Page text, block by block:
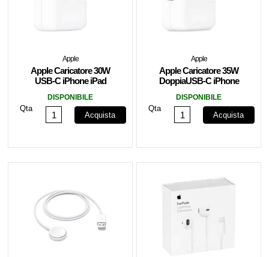
Apple
Apple Caricatore 30W
USB-C iPhone iPad
DISPONIBILE
Qta
Acquista
Apple
Apple Caricatore 35W
DoppiaUSB-C iPhone
MW2K3ZM/A
DISPONIBILE
Qta
Acquista